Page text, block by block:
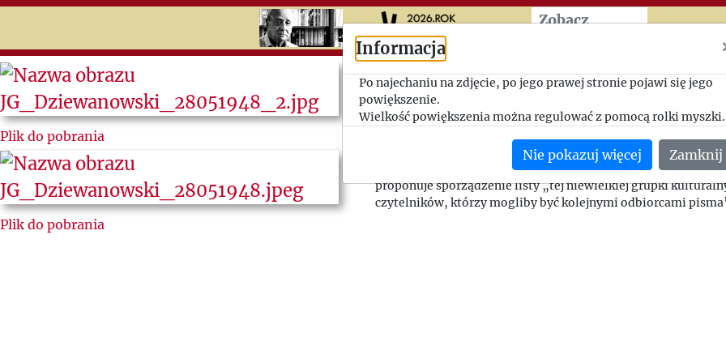
Przeskocz do treści
Zobacz
Search
Jerzy
Giedroyc
Ludzie
„Kultury”
Plik do pobrania
Plik do pobrania
Jak znaleźć nowych
w Ameryce?
1948-05-28, Marian Kamil Dziewanowski - Jerzy Giedroyc
M.K. Dziewanowski nie szczędząc pochwał pod adresem
proponuje sporządzenie listy „tej niewielkiej grupki
czytelników, którzy mogliby być kolejnymi odbiorcami
Informacja
Po najechaniu na zdjęcie, po jego prawej stronie pojawi się jego
powiększenie.
Wielkość powiększenia można regulować z pomocą rolki myszki.
Nie pokazuj więcej Zamknij